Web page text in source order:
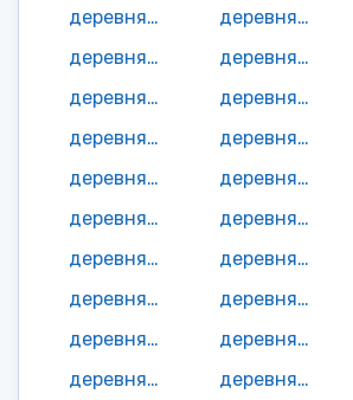
деревня Левенки
деревня Левкино
деревня Лытьево
деревня Мамуши
деревня Мериновка
деревня Мотовилово
деревня Нарытка
деревня Науменки
деревня Николаевка
деревня Новая Селиба
деревня Овсяники
деревня Осипово
деревня Павловское
деревня Паново
деревня Перетес
деревня Петровки
деревня Подсосонье
деревня Поздняково
деревня Прудки
деревня Рамоны